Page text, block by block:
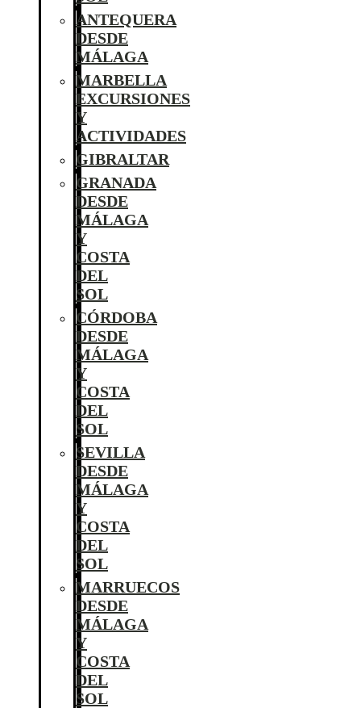
ANTEQUERA
DESDE
MÁLAGA
MARBELLA
EXCURSIONES
Y
ACTIVIDADES
GIBRALTAR
GRANADA
DESDE
MÁLAGA
Y
COSTA
DEL
SOL
CÓRDOBA
DESDE
MÁLAGA
Y
COSTA
DEL
SOL
SEVILLA
DESDE
MÁLAGA
Y
COSTA
DEL
SOL
MARRUECOS
DESDE
MÁLAGA
Y
COSTA
DEL
SOL